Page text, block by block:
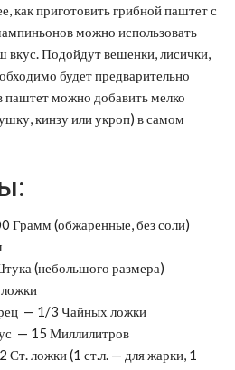
как приготовить грибной паштет с
можно использовать
вкус. Подойдут вешенки, лисички,
будет предварительно
паштет можно добавить мелко
кинзу или укроп) в самом
Грамм (обжаренные, без соли)
(небольшого размера)
— 1/3 Чайных ложки
— 15 Миллилитров
Ст. ложки (1 ст.л. — для жарки, 1